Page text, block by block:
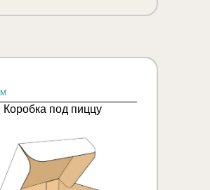
M
Коробка под пиццу